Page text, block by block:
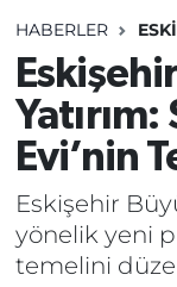
HABERLER
Evi’nin
Eskişehir
yönelik yeni
temelini